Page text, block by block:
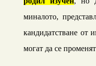
миналото,
кандидатстване от
могат да се променят